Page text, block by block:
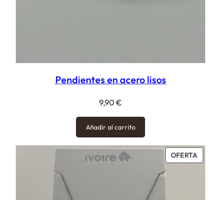
Pendientes en acero lisos
9,90 €
Añadir al carrito
OFERTA
EN